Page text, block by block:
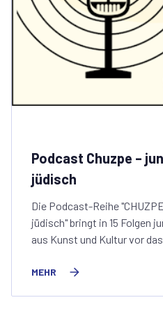
Podcast Chuzpe –
jüdisch
Die Podcast-Reihe
jüdisch" bringt in 15 Folgen
aus Kunst und Kultur vor
MEHR